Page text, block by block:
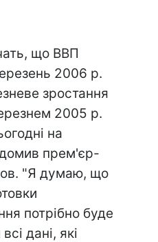
що ВВП
2006 р.
зростання
2005 р.
на
прем'єр-
"Я думаю, що
потрібно буде
дані, які